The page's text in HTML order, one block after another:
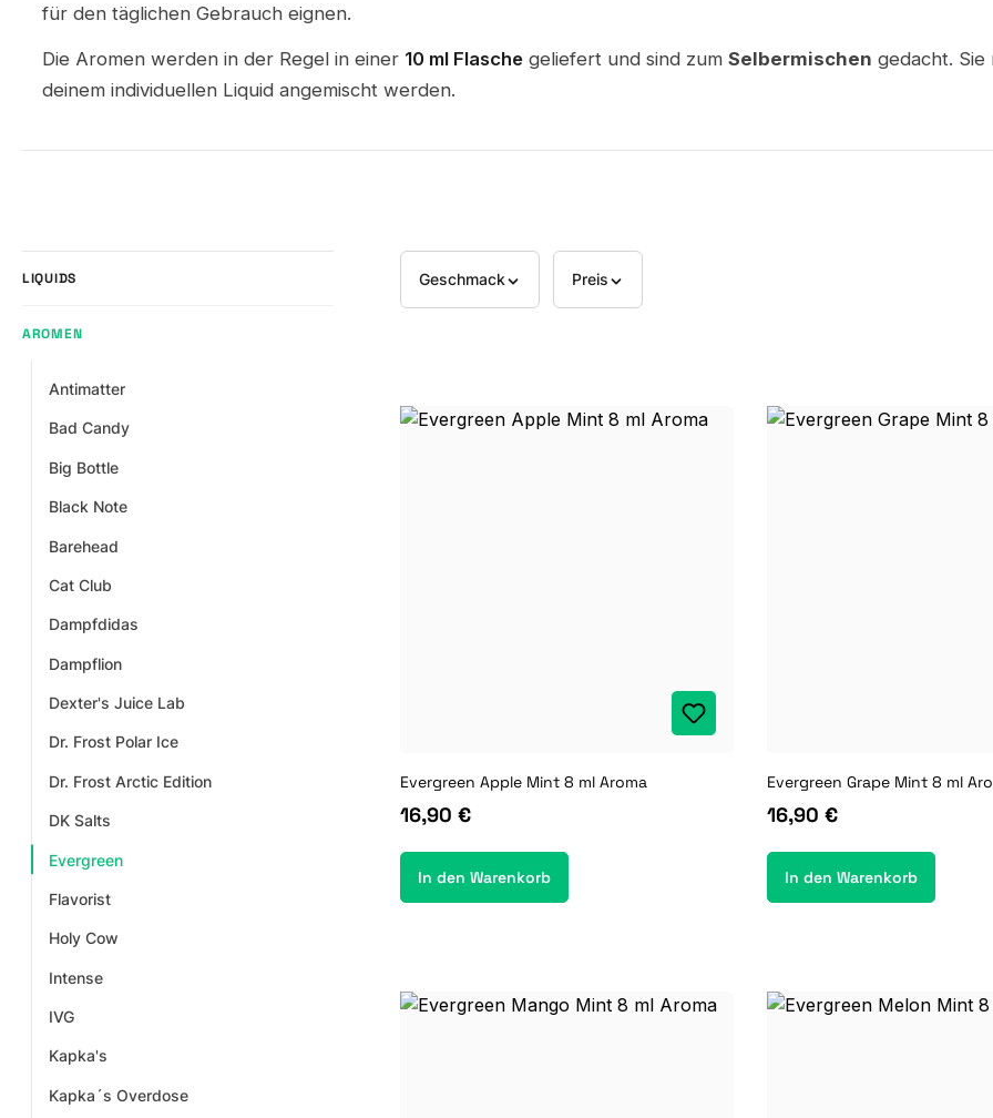
für den täglichen Gebrauch eignen.
Die Aromen werden in der Regel in einer 10 ml Flaschegeliefert und sind zum Selbermischen gedacht. Sie
deinem individuellen Liquid angemischt werden.
LIQUIDS
AROMEN
Antimatter
Bad Candy
Big Bottle
Black Note
Barehead
Cat Club
Dampfdidas
Dampflion
Dexter's Juice Lab
Dr. Frost Polar Ice
Dr. Frost Arctic Edition
DK Salts
Evergreen
Flavorist
Holy Cow
Intense
IVG
Kapka's
Kapka´s Overdose
Geschmack Preis
Evergreen Apple Mint 8 ml Aroma
16,90 €
In den Warenkorb
Evergreen Grape Mint 8 ml
16,90 €
In den Warenkorb